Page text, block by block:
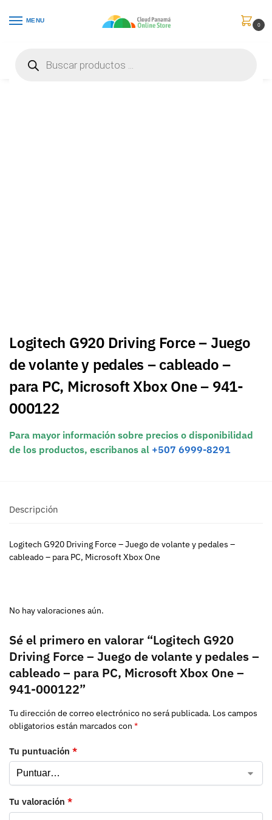
MENU
0
Logitech G920 Driving Force – Juego
de volante y pedales – cableado –
para PC, Microsoft Xbox One – 941-
000122
Para mayor información sobre precios o disponibilidad
de los productos, escribanos al +507 6999-8291
Descripción
Logitech G920 Driving Force – Juego de volante y pedales –
cableado – para PC, Microsoft Xbox One
No hay valoraciones aún.
Sé el primero en valorar “Logitech G920
Driving Force – Juego de volante y pedales –
cableado – para PC, Microsoft Xbox One –
941-000122”
Tu dirección de correo electrónico no será publicada. Los campos
obligatorios están marcados con *
Tu puntuación *
Tu valoración *